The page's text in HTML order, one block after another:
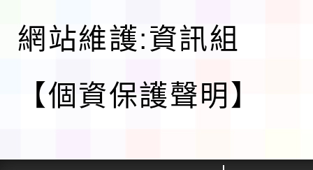
網站維護:資訊組
【個資保護聲明】